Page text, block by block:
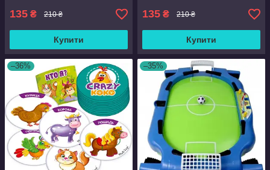
135 ₴ 210 ₴
Купити
135 ₴ 210 ₴
Купити
–36% –35%